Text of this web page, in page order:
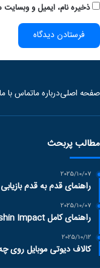
ذخیره نام، ایمیل و
صفحه اصلیدرباره ماتماس با ما
مطالب پربحث
2025/10/07
راهنمای قدم به قدم
2025/10/07
راهنمای کامل Genshin Impact برای موبایل (آپدیت ۲۰۲۵)
2025/10/12
کالاف دیوتی موبایل روی